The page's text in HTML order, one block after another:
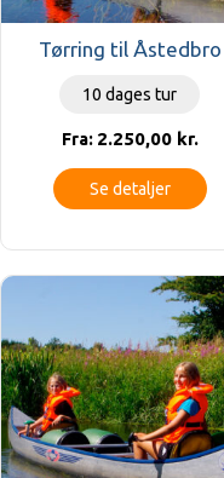
Tørring til Åstedbro
10 dages tur
Fra: 2.250,00 kr.
Se detaljer